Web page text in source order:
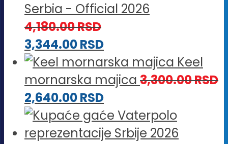
Serbia - Official 2026
4,180.00RSD
3,344.00RSD
Keel
mornarska majica 3,300.00RSD
2,640.00RSD